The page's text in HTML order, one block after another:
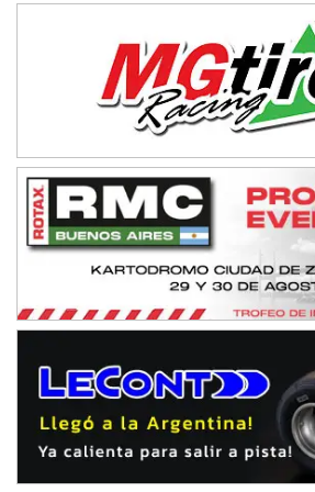
IAME SERIES ARGENTINA 6
Ramiro Tot (Asfalto)
Baradero (Buenos Aires)
Ciudad de Trenque Lauquen (Asfalto)
Trenque Lauquen (Buenos Aires)
ENTRERRIANO - F6 (POSTERGADA)
Parque de la Velocidad (Asfalto)
Villaguay (Entre Ríos)
VICTORIENSE - F7
El Cerro (Tierra)
PATAGONICO - F6
Gral. E. Godoy (Río Negro)